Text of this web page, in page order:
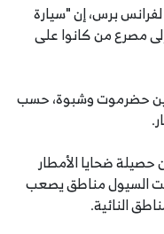
برس، إن "سيارة
إلى مصرع من كانوا على
حضرموت وشبوة، حسب
ضحايا الأمطار
السيول مناطق يصعب
النائية.